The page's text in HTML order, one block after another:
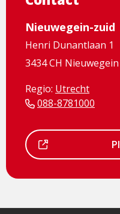
pagina
Nieuwegein-zuid
Henri Dunantlaan 1
3434 CH Nieuwegein
Regio: Utrecht
088-8781000
is